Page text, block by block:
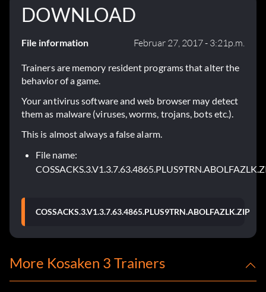
DOWNLOAD
File information Februar 27, 2017 - 3:21p.m.
Trainers are memory resident programs that alter the
behavior of a game.
Your antivirus software and web browser may detect
them as malware (viruses, worms, trojans, bots etc.).
This is almost always a false alarm.
File name:
COSSACKS.3.V1.3.7.63.4865.PLUS9TRN.ABOLFAZLK.ZIP
More Kosaken 3 Trainers